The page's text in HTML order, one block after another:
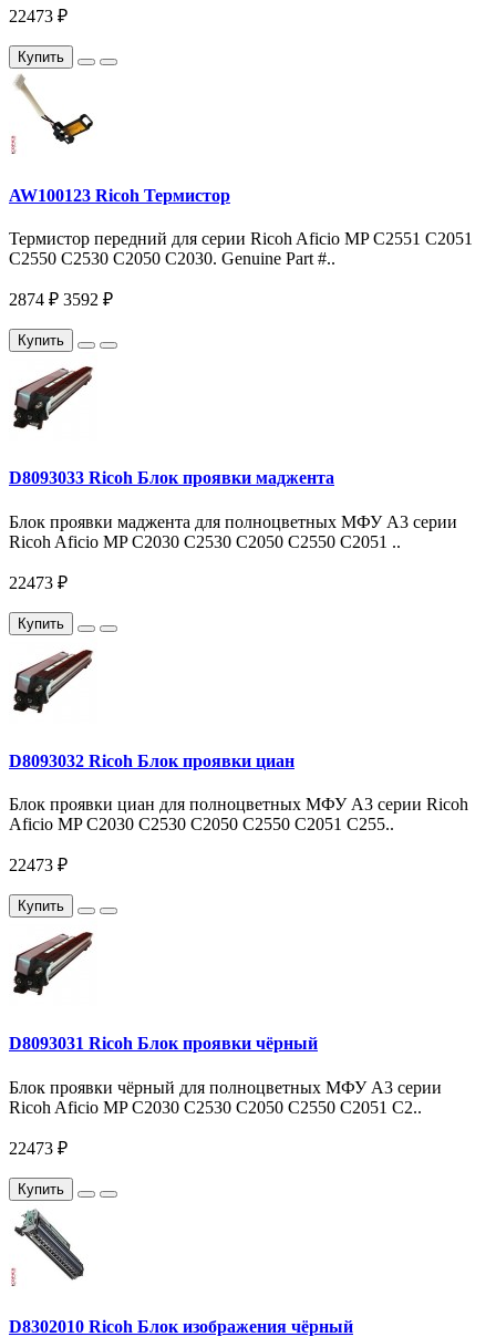
22473 ₽
Купить
AW100123 Ricoh Термистор
Термистор передний для серии Ricoh Aficio MP С2551 С2051
C2550 C2530 C2050 C2030. Genuine Part #..
2874 ₽ 3592 ₽
Купить
D8093033 Ricoh Блок проявки маджента
Блок проявки маджента для полноцветных МФУ A3 серии
Ricoh Aficio MP C2030 C2530 C2050 C2550 С2051 ..
22473 ₽
Купить
D8093032 Ricoh Блок проявки циан
Блок проявки циан для полноцветных МФУ A3 серии Ricoh
Aficio MP C2030 C2530 C2050 C2550 С2051 С255..
22473 ₽
Купить
D8093031 Ricoh Блок проявки чёрный
Блок проявки чёрный для полноцветных МФУ A3 серии
Ricoh Aficio MP C2030 C2530 C2050 C2550 С2051 С2..
22473 ₽
Купить
D8302010 Ricoh Блок изображения чёрный